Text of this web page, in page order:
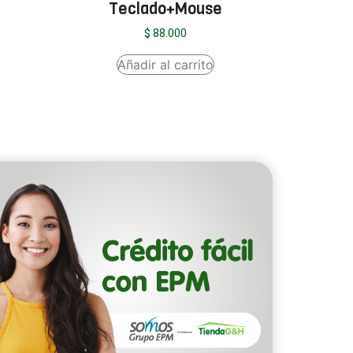
Teclado+Mouse
$ 88.000
Añadir al carrito